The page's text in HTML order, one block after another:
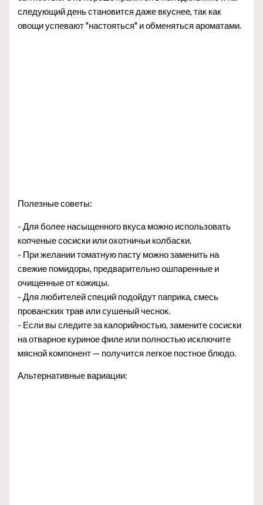
следующий день становится даже вкуснее, так как
овощи успевают "настояться" и обменяться ароматами.
Полезные советы:
- Для более насыщенного вкуса можно использовать
копченые сосиски или охотничьи колбаски.
- При желании томатную пасту можно заменить на
свежие помидоры, предварительно ошпаренные и
очищенные от кожицы.
- Для любителей специй подойдут паприка, смесь
прованских трав или сушеный чеснок.
- Если вы следите за калорийностью, замените сосиски
на отварное куриное филе или полностью исключите
мясной компонент — получится легкое постное блюдо.
Альтернативные вариации: